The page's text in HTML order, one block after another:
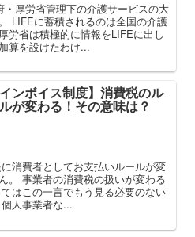
厚労省管理下の介護サービスの大
LIFEに蓄積されるのは全国の介護
労省は積極的に情報をLIFEに出し
算を設けたわけ...
インボイス制度】消費税のル
が変わる！その意味は？
消費者としてお支払いルールが変
。 事業者の消費税の扱いが変わる
はこの一言でもう見る必要のない
人事業者な...